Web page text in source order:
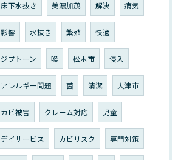
床下水抜き 美濃加茂 解決 病気
影響 水抜き 繁殖 快適
ジプトーン 喉 松本市 侵入
アレルギー問題 菌 清潔 大津市
カビ被害 クレーム対応 児童
デイサービス カビリスク 専門対策